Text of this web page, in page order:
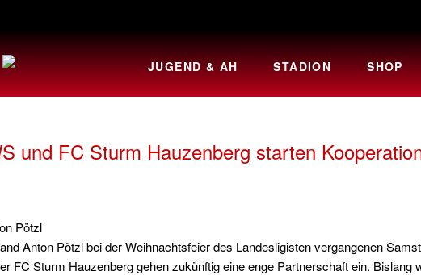
JUGEND & AH STADION SHOP
und FC Sturm Hauzenberg starten
Pötzl
Anton Pötzl bei der Weihnachtsfeier des Landesligisten vergangenen
FC Sturm Hauzenberg gehen zukünftig eine enge Partnerschaft ein. Bislang